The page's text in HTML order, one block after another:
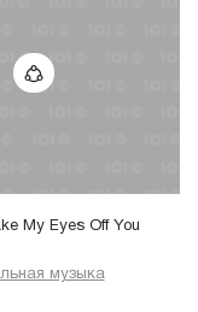
My Eyes Off You
музыка